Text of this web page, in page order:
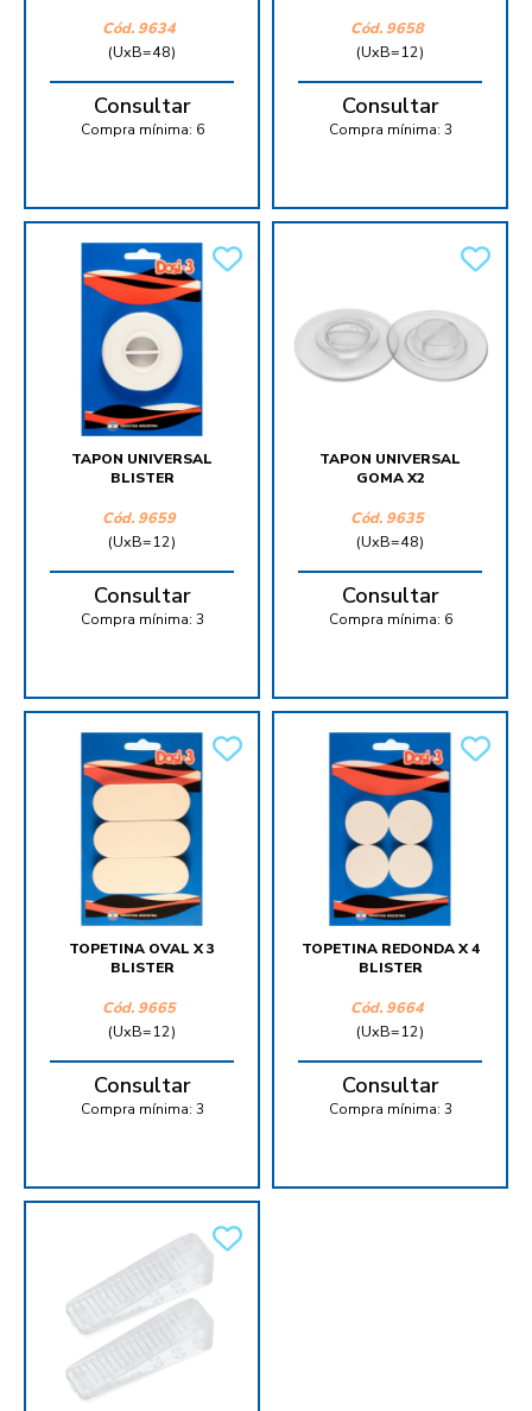
Cód. 9634
(UxB=48)
Consultar
Compra mínima: 6
Cód. 9658
(UxB=12)
Consultar
Compra mínima: 3
TAPON UNIVERSAL
BLISTER
Cód. 9659
(UxB=12)
Consultar
Compra mínima: 3
TAPON UNIVERSAL
GOMA X2
Cód. 9635
(UxB=48)
Consultar
Compra mínima: 6
TOPETINA OVAL X 3
BLISTER
Cód. 9665
(UxB=12)
Consultar
Compra mínima: 3
TOPETINA REDONDA X 4
BLISTER
Cód. 9664
(UxB=12)
Consultar
Compra mínima: 3